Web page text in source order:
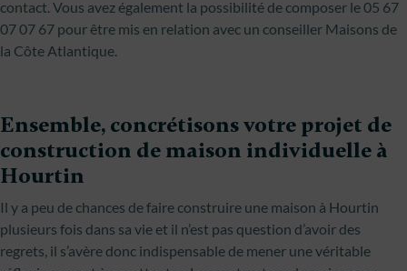
contact. Vous avez également la possibilité de composer le 05 67
07 07 67 pour être mis en relation avec un conseiller Maisons de
la Côte Atlantique.
Ensemble, concrétisons votre projet de
construction de maison individuelle à
Hourtin
Il y a peu de chances de faire construire une maison à Hourtin
plusieurs fois dans sa vie et il n’est pas question d’avoir des
regrets, il s’avère donc indispensable de mener une véritable